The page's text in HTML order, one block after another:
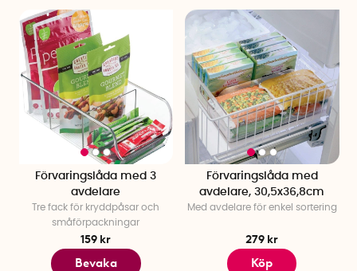
Förvaringslåda med 3
avdelare
Tre fack för kryddpåsar och
småförpackningar
159 kr
Bevaka
Förvaringslåda med
avdelare, 30,5x36,8cm
Med avdelare för enkel sortering
279 kr
Köp